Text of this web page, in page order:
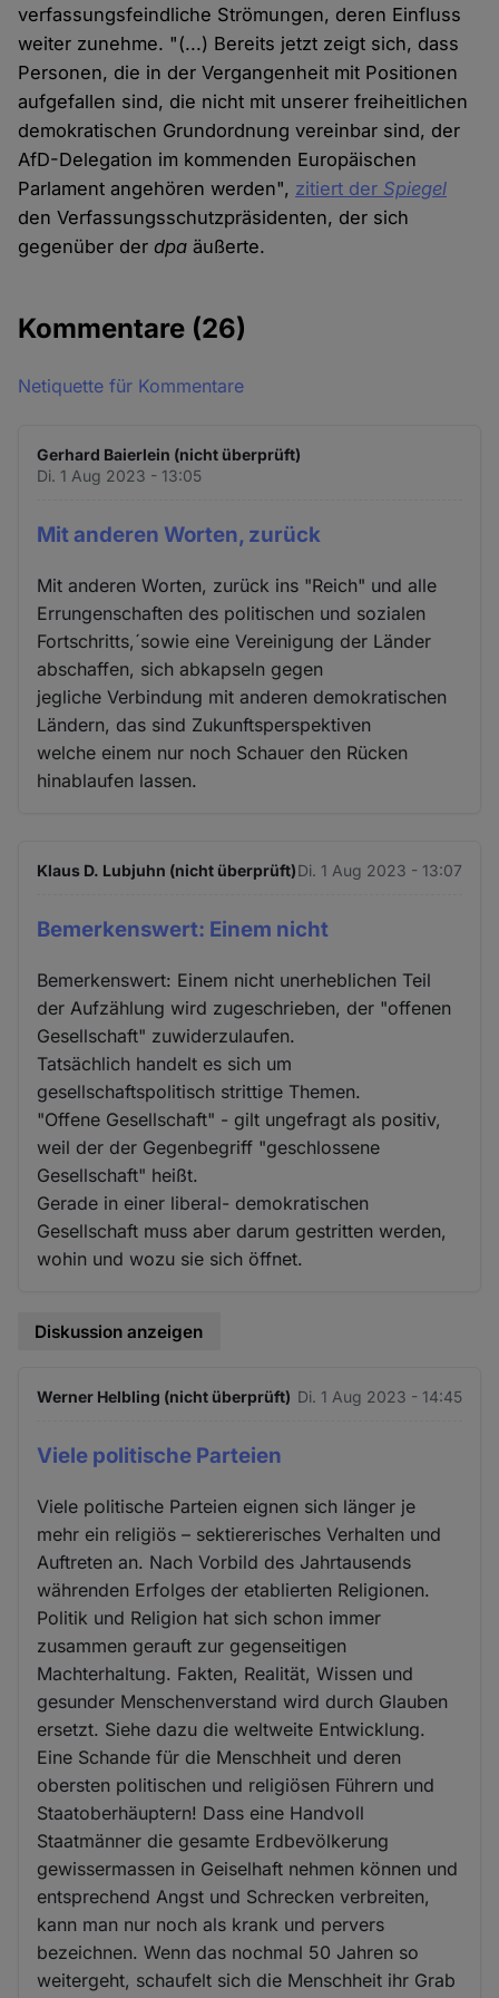
verfassungsfeindliche Strömungen, deren Einfluss
weiter zunehme. "(...) Bereits jetzt zeigt sich, dass
Personen, die in der Vergangenheit mit Positionen
aufgefallen sind, die nicht mit unserer freiheitlichen
demokratischen Grundordnung vereinbar sind, der
AfD-Delegation im kommenden Europäischen
Parlament angehören werden", zitiert der Spiegel
den Verfassungsschutzpräsidenten, der sich
gegenüber derdpa äußerte.
Kommentare (26)
Netiquette für Kommentare
Gerhard Baierlein (nicht überprüft)
Di. 1 Aug 2023 - 13:05
Mit anderen Worten, zurück
Mit anderen Worten, zurück ins "Reich" und alle
Errungenschaften des politischen und sozialen
Fortschritts,´sowie eine Vereinigung der Länder
abschaffen, sich abkapseln gegen
jegliche Verbindung mit anderen demokratischen
Ländern, das sind Zukunftsperspektiven
welche einem nur noch Schauer den Rücken
hinablaufen lassen.
Klaus D. Lubjuhn (nicht überprüft)Di. 1 Aug 2023 - 13:07
Bemerkenswert: Einem nicht
Bemerkenswert: Einem nicht unerheblichen Teil
der Aufzählung wird zugeschrieben, der "offenen
Gesellschaft" zuwiderzulaufen.
Tatsächlich handelt es sich um
gesellschaftspolitisch strittige Themen.
"Offene Gesellschaft" - gilt ungefragt als positiv,
weil der der Gegenbegriff "geschlossene
Gesellschaft" heißt.
Gerade in einer liberal- demokratischen
Gesellschaft muss aber darum gestritten werden,
wohin und wozu sie sich öffnet.
Diskussion anzeigen
Werner Helbling (nicht überprüft) Di. 1 Aug 2023 - 14:45
Viele politische Parteien
Viele politische Parteien eignen sich länger je
mehr ein religiös – sektiererisches Verhalten und
Auftreten an. Nach Vorbild des Jahrtausends
währenden Erfolges der etablierten Religionen.
Politik und Religion hat sich schon immer
zusammen gerauft zur gegenseitigen
Machterhaltung. Fakten, Realität, Wissen und
gesunder Menschenverstand wird durch Glauben
ersetzt. Siehe dazu die weltweite Entwicklung.
Eine Schande für die Menschheit und deren
obersten politischen und religiösen Führern und
Staatoberhäuptern! Dass eine Handvoll
Staatmänner die gesamte Erdbevölkerung
gewissermassen in Geiselhaft nehmen können und
entsprechend Angst und Schrecken verbreiten,
kann man nur noch als krank und pervers
bezeichnen. Wenn das nochmal 50 Jahren so
weitergeht, schaufelt sich die Menschheit ihr Grab